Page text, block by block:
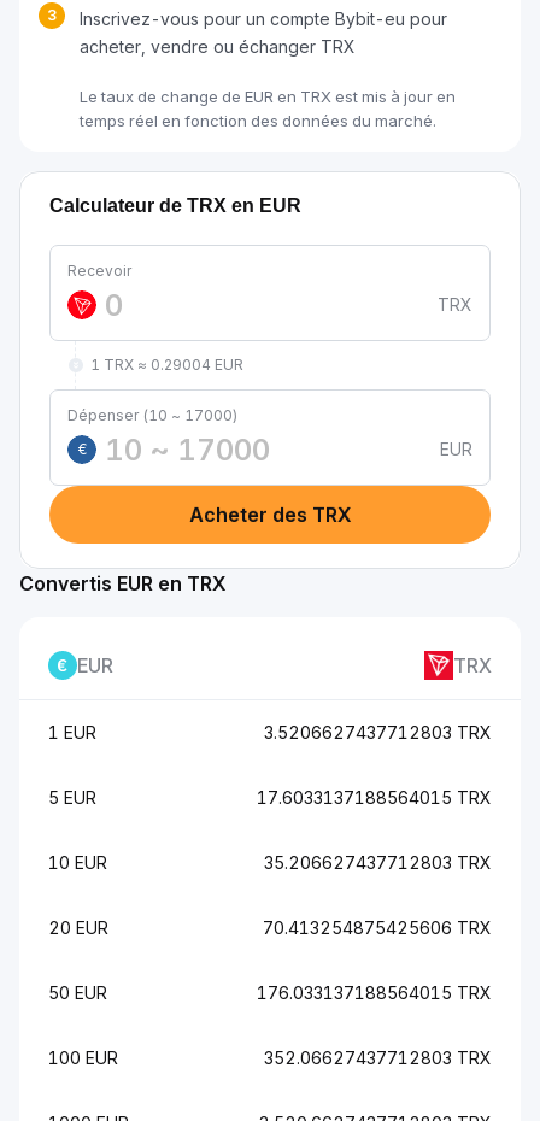
3
Inscrivez-vous pour un compte Bybit-eu pour
acheter, vendre ou échanger TRX
Le taux de change de EUR en TRX est mis à jour en
temps réel en fonction des données du marché.
Calculateur de TRX en EUR
Recevoir
TRX
1 TRX ≈ 0.29004 EUR
Dépenser (10 ~ 17000)
€
EUR
Acheter des TRX
Convertis EUR en TRX
EUR TRX
1 EUR 3.5206627437712803 TRX
5 EUR 17.6033137188564015 TRX
10 EUR 35.206627437712803 TRX
20 EUR 70.413254875425606 TRX
50 EUR 176.033137188564015 TRX
100 EUR 352.06627437712803 TRX